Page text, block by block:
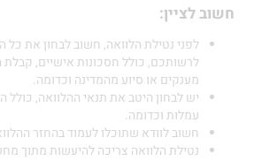
לפני נטילת הלוואה, חשוב לבחון את כל
לרשותכם, כולל חסכונות אישיים, קבלת הלוואה
מענקים או סיוע מהמדינה וכדומה.
יש לבחון היטב את תנאי ההלוואה, כולל הריבית,
עמלות וכדומה.
חשוב לוודא שתוכלו לעמוד בהחזר ההלוואה באופן
נטילת הלוואה צריכה להיעשות מתוך מחשבה